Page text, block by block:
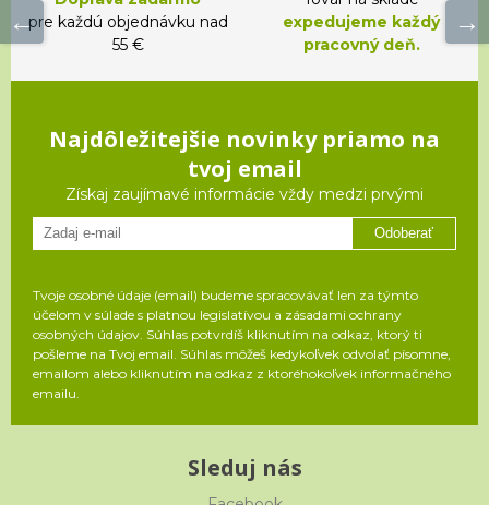
pre každú objednávku nad
55 €
expedujeme každý
pracovný deň.
Najdôležitejšie novinky priamo na
tvoj email
Získaj zaujímavé informácie vždy medzi prvými
Odoberať
Tvoje osobné údaje (email) budeme spracovávať len za týmto
účelom v súlade s platnou legislatívou a zásadami ochrany
osobných údajov. Súhlas potvrdíš kliknutím na odkaz, ktorý ti
pošleme na Tvoj email. Súhlas môžeš kedykoľvek odvolať písomne,
emailom alebo kliknutím na odkaz z ktoréhokoľvek informačného
emailu.
Sleduj nás